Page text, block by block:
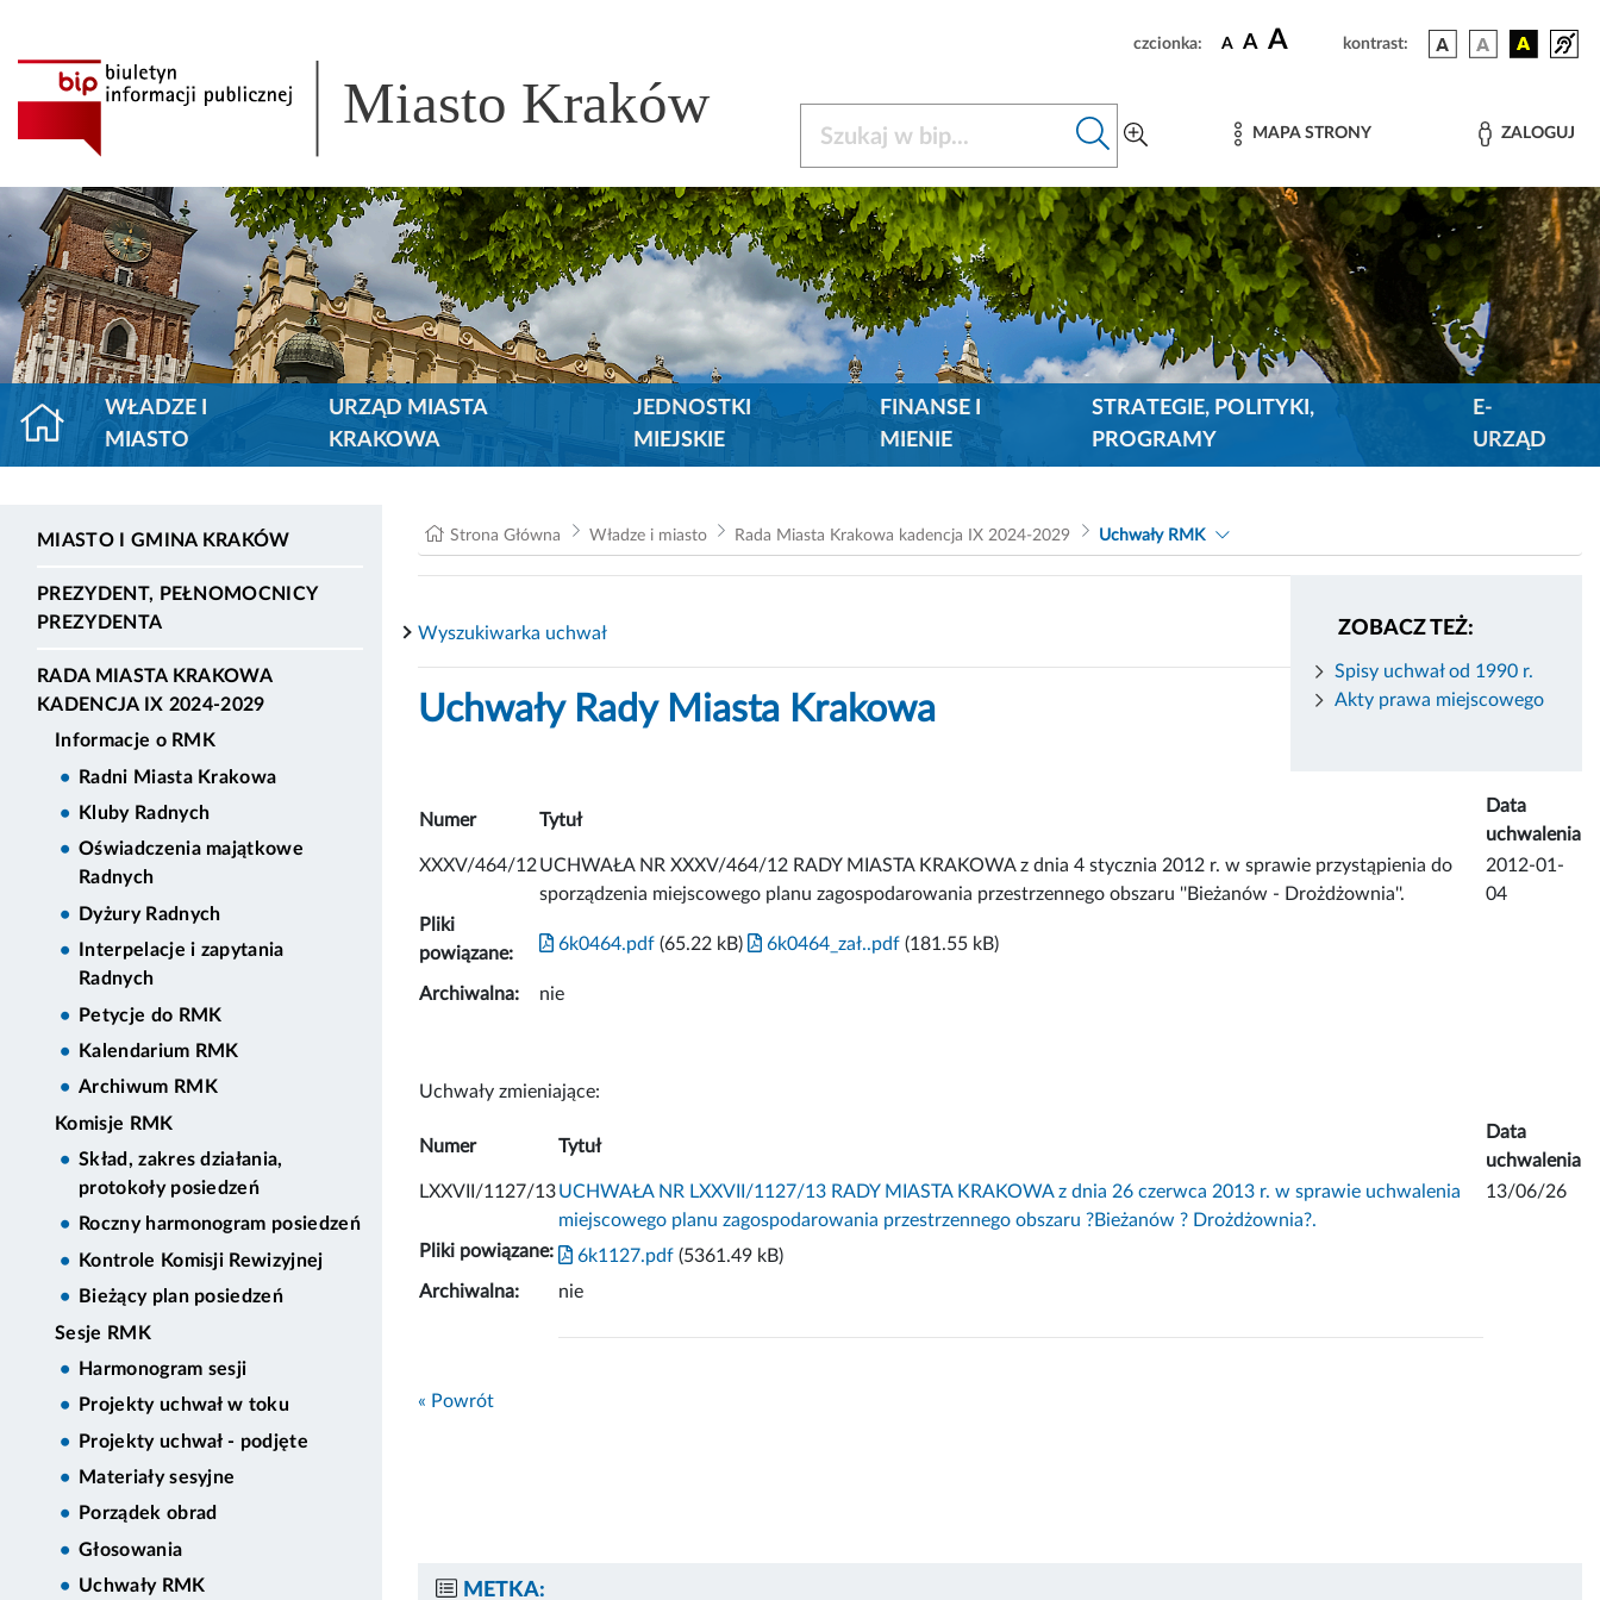
czcionka: A A A kontrast:
Miasto Kraków MAPA STRONY ZALOGUJ
WŁADZE I
MIASTO
URZĄD MIASTA
KRAKOWA
JEDNOSTKI
MIEJSKIE
FINANSE I
MIENIE
STRATEGIE, POLITYKI,
PROGRAMY
E-
URZĄD
MIASTO I GMINA KRAKÓW
PREZYDENT, PEŁNOMOCNICY
PREZYDENTA
RADA MIASTA KRAKOWA
KADENCJA IX 2024-2029
Informacje o RMK
Radni Miasta Krakowa
Kluby Radnych
Oświadczenia majątkowe
Radnych
Dyżury Radnych
Interpelacje i zapytania
Radnych
Petycje do RMK
Kalendarium RMK
Archiwum RMK
Komisje RMK
Skład, zakres działania,
protokoły posiedzeń
Roczny harmonogram posiedzeń
Kontrole Komisji Rewizyjnej
Bieżący plan posiedzeń
Sesje RMK
Harmonogram sesji
Projekty uchwał w toku
Projekty uchwał - podjęte
Materiały sesyjne
Porządek obrad
Głosowania
Uchwały RMK
Strona Główna Władze i miasto Rada Miasta Krakowa kadencja IX 2024-2029 Uchwały RMK
ZOBACZ TEŻ:
Spisy uchwał od 1990 r.
Akty prawa miejscowego
Wyszukiwarka uchwał
Uchwały Rady Miasta Krakowa
Numer Tytuł
Data
uchwalenia
XXXV/464/12UCHWAŁA NR XXXV/464/12 RADY MIASTA KRAKOWA z dnia 4 stycznia 2012 r. w sprawie przystąpienia do
sporządzenia miejscowego planu zagospodarowania przestrzennego obszaru ''Bieżanów - Drożdżownia''.
2012-01-
04
Pliki
powiązane:
6k0464.pdf (65.22 kB) 6k0464_zał..pdf (181.55 kB)
Archiwalna: nie
Uchwały zmieniające:
Numer Tytuł
Data
uchwalenia
LXXVII/1127/13UCHWAŁA NR LXXVII/1127/13 RADY MIASTA KRAKOWA z dnia 26 czerwca 2013 r. w sprawie uchwalenia
miejscowego planu zagospodarowania przestrzennego obszaru ?Bieżanów ? Drożdżownia?.
13/06/26
Pliki powiązane: 6k1127.pdf (5361.49 kB)
Archiwalna:
nie
« Powrót
METKA: